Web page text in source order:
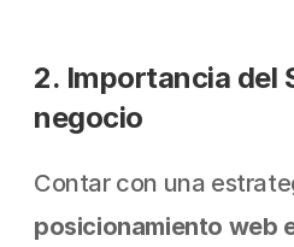
2. Importancia del
negocio
posicionamiento web